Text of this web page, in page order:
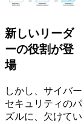
新しいリーダ
ーの役割が登
場
しかし、サイバー
セキュリティのパ
ズルに、欠けてい